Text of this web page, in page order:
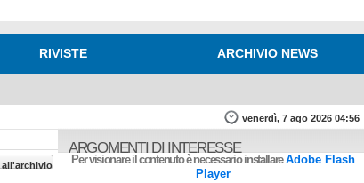
RIVISTE ARCHIVIO NEWS
venerdì, 7 ago 2026 04:56
all'archivio
ARGOMENTI DI INTERESSE
Per visionare il contenuto è necessario installareAdobe Flash
Player